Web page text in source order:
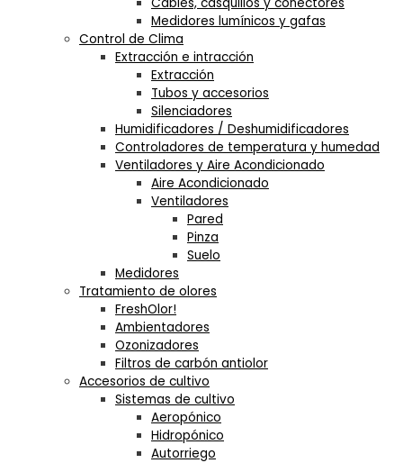
Cables, casquillos y conectores
Medidores lumínicos y gafas
Control de Clima
Extracción e intracción
Extracción
Tubos y accesorios
Silenciadores
Humidificadores / Deshumidificadores
Controladores de temperatura y humedad
Ventiladores y Aire Acondicionado
Aire Acondicionado
Ventiladores
Pared
Pinza
Suelo
Medidores
Tratamiento de olores
FreshOlor!
Ambientadores
Ozonizadores
Filtros de carbón antiolor
Accesorios de cultivo
Sistemas de cultivo
Aeropónico
Hidropónico
Autorriego